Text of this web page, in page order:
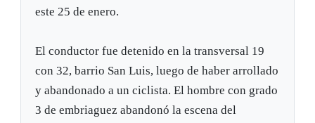
este 25 de enero.
El conductor fue detenido en la transversal 19
con 32, barrio San Luis, luego de haber arrollado
y abandonado a un ciclista. El hombre con grado
3 de embriaguez abandonó la escena del